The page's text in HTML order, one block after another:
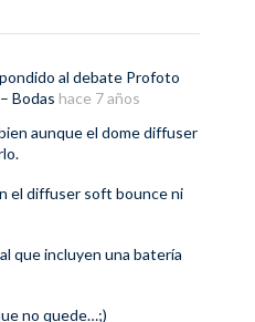
al debate Profoto
Bodas hace 7 años
aunque el dome diffuser
el diffuser soft bounce ni
que incluyen una batería
no quede…;)